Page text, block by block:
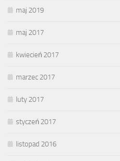
maj 2019
maj 2017
kwiecień 2017
marzec 2017
luty 2017
styczeń 2017
listopad 2016